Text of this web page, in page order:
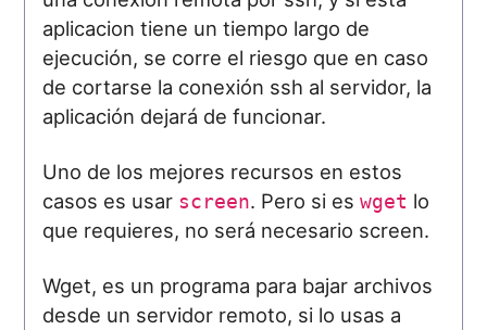
aplicacion tiene un tiempo largo de
ejecución, se corre el riesgo que en caso
de cortarse la conexión ssh al servidor, la
aplicación dejará de funcionar.
Uno de los mejores recursos en estos
casos es usar screen. Pero si eswget lo
que requieres, no será necesario screen.
Wget, es un programa para bajar archivos
desde un servidor remoto, si lo usas a